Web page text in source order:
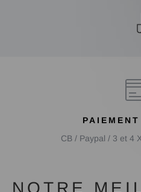
CB / Paypal / 3 et 4
NOTRE